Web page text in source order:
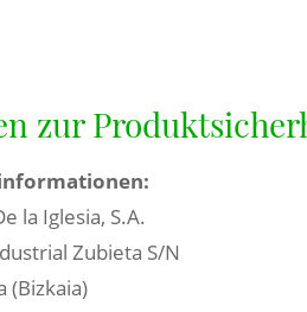
zur
la Iglesia, S.A.
Zubieta S/N
(Bizkaia)